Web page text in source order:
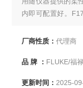
内即可配置好。
仪专为电力、节能
一般的电能质量记录
厂商性质： 代理商
品 牌 ： FLUKE/福
更新时间： 2025-